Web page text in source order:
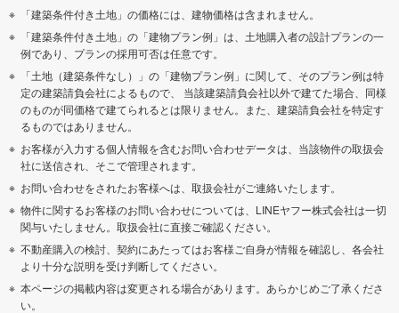
「建築条件付き土地」の価格には、建物価格は含まれません。
「建築条件付き土地」の「建物プラン例」は、土地購入者の設計プランの一
例であり、プランの採用可否は任意です。
「土地（建築条件なし）」の「建物プラン例」に関して、そのプラン例は特
定の建築請負会社によるもので、 当該建築請負会社以外で建てた場合、同様
のものが同価格で建てられるとは限りません。また、建築請負会社を特定す
るものではありません。
お客様が入力する個人情報を含むお問い合わせデータは、当該物件の取扱会
社に送信され、そこで管理されます。
お問い合わせをされたお客様へは、取扱会社がご連絡いたします。
物件に関するお客様のお問い合わせについては、LINEヤフー株式会社は一切
関与いたしません。取扱会社に直接ご確認ください。
不動産購入の検討、契約にあたってはお客様ご自身が情報を確認し、各会社
より十分な説明を受け判断してください。
本ページの掲載内容は変更される場合があります。あらかじめご了承くださ
い。